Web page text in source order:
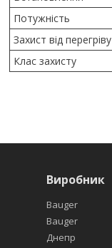
Потужність
Захист від перегріву
Клас захисту
Виробник
Bauger
Bauger
Днепр